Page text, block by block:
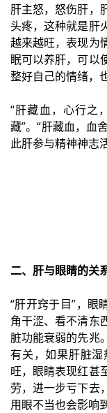
肝主怒，怒伤肝，
头疼，这种就是肝
越来越旺，表现为
眠可以养肝，可以
整好自己的情绪，
“肝藏血，心行之
藏”。“肝藏血，血
此肝参与精神神志
二、肝与眼睛的关
“肝开窍于目”，眼
角干涩、看不清东
脏功能衰弱的先兆
有关，如果肝脏
旺，眼睛表现红甚
劳，进一步亏下去
用眼不当也会影响